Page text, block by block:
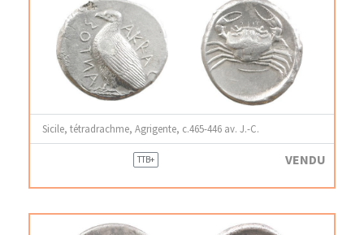
Sicile, tétradrachme, Agrigente, c.465-446 av. J.-C.
TTB+ VENDU